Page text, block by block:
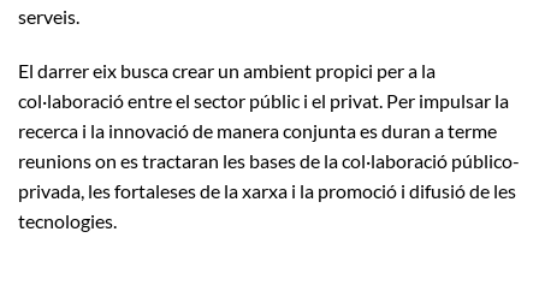
serveis.
El darrer eix busca crear un ambient propici per a la
col·laboració entre el sector públic i el privat. Per impulsar la
recerca i la innovació de manera conjunta es duran a terme
reunions on es tractaran les bases de la col·laboració público-
privada, les fortaleses de la xarxa i la promoció i difusió de les
tecnologies.